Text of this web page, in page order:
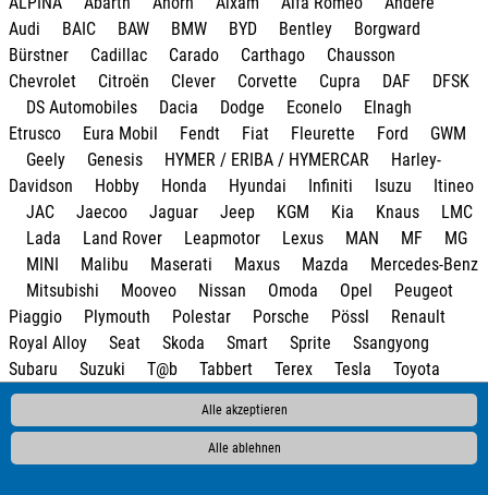
Alle akzeptieren
Alle ablehnen
Audi
BAIC BAW BMW BYD Bentley
Borgward
Bürstner
Cadillac Carado Carthago
Chausson
Chevrolet
Citroën Clever Corvette Cupra DAF
DFSK
DS Automobiles
Dacia Dodge Econelo
Elnagh
Etrusco
Eura Mobil Fendt Fiat Fleurette Ford
GWM
Geely
Genesis HYMER / ERIBA / HYMERCAR
Harley-
Davidson
Hobby Honda Hyundai Infiniti Isuzu
Itineo
JAC
Jaecoo Jaguar Jeep KGM Kia Knaus
LMC
Lada
Land Rover Leapmotor Lexus MAN MF
MG
MINI
Malibu Maserati Maxus Mazda
Mercedes-Benz
Mitsubishi
Mooveo Nissan Omoda Opel
Peugeot
Piaggio
Plymouth Polestar Porsche Pössl
Renault
Royal Alloy
Seat Skoda Smart Sprite
Ssangyong
Subaru
Suzuki T@b Tabbert Terex Tesla
Toyota
Volkswagen
Volvo Weinsberg Zeekr e.GO